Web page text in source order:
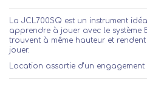
La JCL700SQ est un instrument
apprendre à jouer avec le système
trouvent à même hauteur et
jouer.
Location assortie d’un engagement